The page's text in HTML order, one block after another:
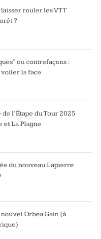
rouler les VTT
?
ou contrefaçons :
la face
l’Étape du Tour 2025
La Plagne
du nouveau Lapierre
Orbea Gain (à